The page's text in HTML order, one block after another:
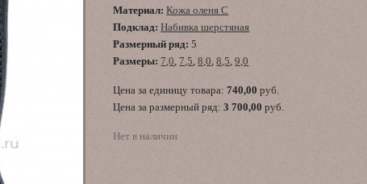
Материал: Кожа оленя С
Подклад: Набивка шерстяная
Размерный ряд: 5
Размеры: 7,0,7,5,8,0,8,5,9,0
Цена за единицу товара:740,00 руб.
Цена за размерный ряд:3 700,00 руб.
Нет в наличии